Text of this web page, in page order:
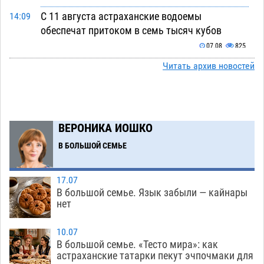
14:09
С 11 августа астраханские водоемы
обеспечат притоком в семь тысяч кубов
07.08 825
Астраханский аэропорт попробует отбиться
помойку
11:58
В Астрахани подросток угнал мотоцикл и
похитил чужие мобильник с банковскими
картами
11:20
Астраханцев ждут на парковом газоне с
призами и эрмитажными котами
10:43
Астраханский суд встал на сторону МЧС в
споре за возврат униформы
07.08 539
Читать архив новостей
ВЕРОНИКА ИОШКО
В БОЛЬШОЙ СЕМЬЕ
17.07
В большой семье. Язык забыли — кайнары
нет
10.07
В большой семье. «Тесто мира»: как
астраханские татарки пекут эчпочмаки для